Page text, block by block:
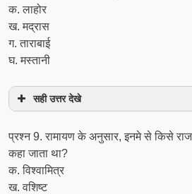
क. लाहोर
ख. मद्रास
ग. ताराबाई
घ. मस्तानी
सही उत्तर देखे
प्रश्‍न 9. रामायण के अनुसार, इनमे से किसे
कहा जाता था?
क. विश्वामित्र
ख. वशिष्ट